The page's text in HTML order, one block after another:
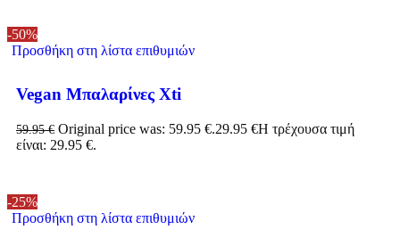
-50%
Προσθήκη στη λίστα επιθυμιών
Vegan Μπαλαρίνες Xti
59.95€ Original price was: 59.95 €.29.95 €Η τρέχουσα τιμή
είναι: 29.95 €.
-25%
Προσθήκη στη λίστα επιθυμιών